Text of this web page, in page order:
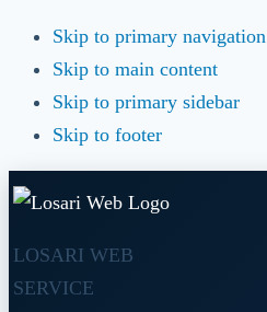
Skip to primary navigation
Skip to main content
Skip to primary sidebar
Skip to footer
LOSARI WEB
SERVICE